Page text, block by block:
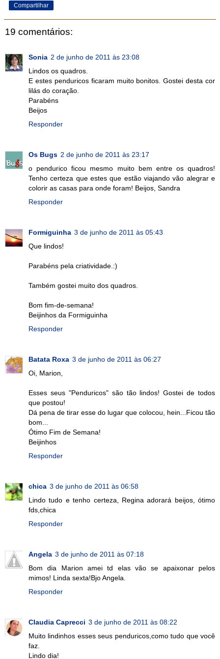
Compartilhar
19 comentários:
Sonia 2 de junho de 2011 às 23:08
Lindos os quadros.
E estes penduricos ficaram muito bonitos. Gostei desta cor
lilás do coração.
Parabéns
Beijos
Responder
Os Bugs 2 de junho de 2011 às 23:17
o pendurico ficou mesmo muito bem entre os quadros!
Tenho certeza que estes que estão viajando vão alegrar e
colorir as casas para onde foram! Beijos, Sandra
Responder
Formiguinha 3 de junho de 2011 às 05:43
Que lindos!
Parabéns pela criatividade.:)
Também gostei muito dos quadros.
Bom fim-de-semana!
Beijinhos da Formiguinha
Responder
Batata Roxa 3 de junho de 2011 às 06:27
Oi, Marion,
Esses seus "Penduricos" são tão lindos! Gostei de todos
que postou!
Dá pena de tirar esse do lugar que colocou, hein...Ficou tão
bom...
Ótimo Fim de Semana!
Beijinhos
Responder
chica 3 de junho de 2011 às 06:58
Lindo tudo e tenho certeza, Regina adorará beijos, ótimo
fds,chica
Responder
Angela 3 de junho de 2011 às 07:18
Bom dia Marion amei td elas vão se apaixonar pelos
mimos! Linda sexta!Bjo Angela.
Responder
Claudia Caprecci 3 de junho de 2011 às 08:22
Muito lindinhos esses seus penduricos,como tudo que você
faz.
Lindo dia!